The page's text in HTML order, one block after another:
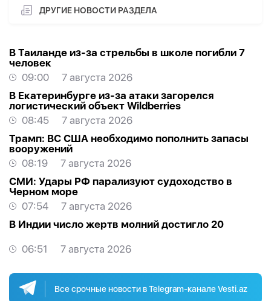
ДРУГИЕ НОВОСТИ РАЗДЕЛА
В Таиланде из-за стрельбы в школе погибли 7
человек
09:00
7 августа 2026
В Екатеринбурге из-за атаки загорелся
логистический объект Wildberries
08:45
7 августа 2026
Трамп: ВС США необходимо пополнить запасы
вооружений
08:19
7 августа 2026
СМИ: Удары РФ парализуют судоходство в
Черном море
07:54
7 августа 2026
В Индии число жертв молний достигло 20
06:51 7 августа 2026
Все срочные новости в Telegram-канале Vesti.az